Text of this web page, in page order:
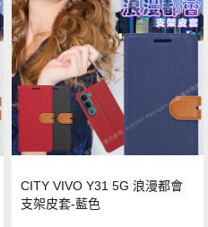
CITY VIVO Y31 5G 浪漫都會
支架皮套-藍色